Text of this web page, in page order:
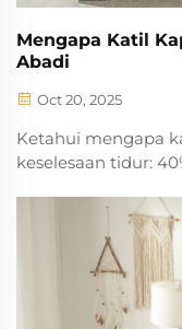
Mengapa Katil
Abadi
Oct 20, 2025
Ketahui mengapa
keselesaan tidur:
mikro, dan
Ketahui sains di
bagaimana ia
pilihan premium